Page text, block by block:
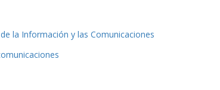
la Información y las Comunicaciones